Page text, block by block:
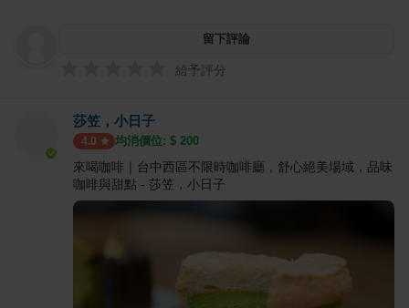
留下評論
給予評分
莎笠，小日子
4.0 均消價位: $ 200
來喝咖啡｜台中西區不限時咖啡廳，舒心絕美場域，品味
咖啡與甜點 - 莎笠，小日子